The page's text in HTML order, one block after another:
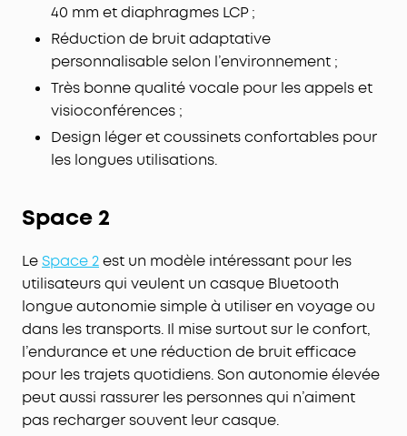
40 mm et diaphragmes LCP ;
Réduction de bruit adaptative
personnalisable selon l’environnement ;
Très bonne qualité vocale pour les appels et
visioconférences ;
Design léger et coussinets confortables pour
les longues utilisations.
Space 2
Le Space 2est un modèle intéressant pour les
utilisateurs qui veulent un casque Bluetooth
longue autonomie simple à utiliser en voyage ou
dans les transports. Il mise surtout sur le confort,
l’endurance et une réduction de bruit efficace
pour les trajets quotidiens. Son autonomie élevée
peut aussi rassurer les personnes qui n’aiment
pas recharger souvent leur casque.